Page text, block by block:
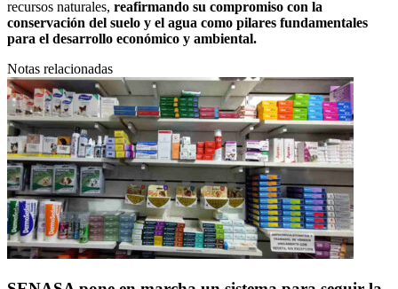
recursos naturales, reafirmando su compromiso con la
conservación del suelo y el agua como pilares fundamentales
para el desarrollo económico y ambiental.
Notas relacionadas